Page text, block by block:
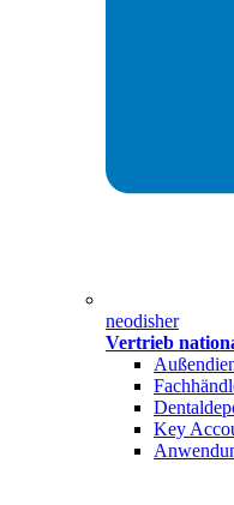
neodisher
Vertrieb
Key